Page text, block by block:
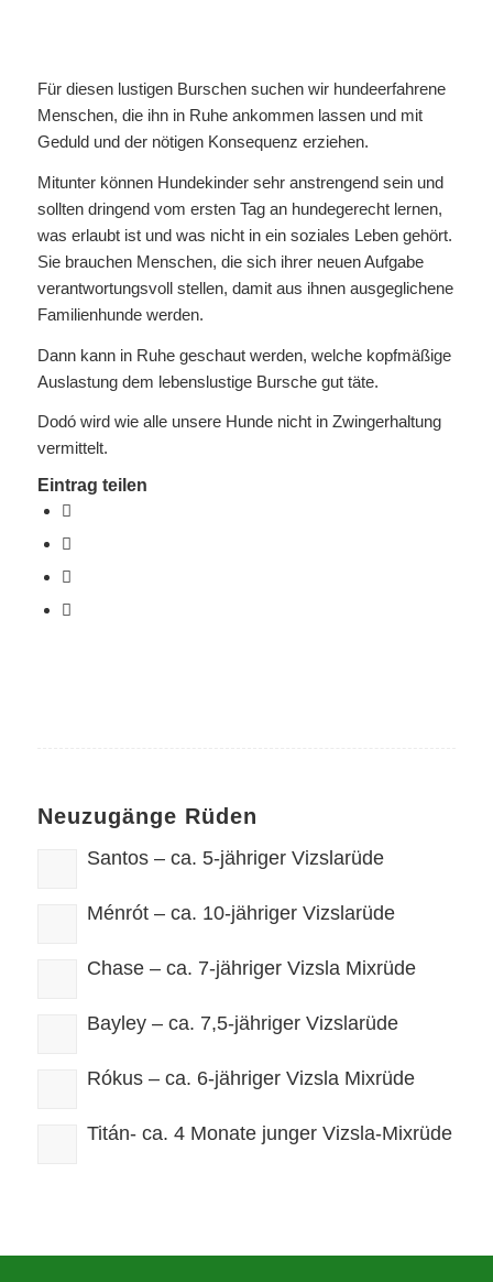
Für diesen lustigen Burschen suchen wir hundeerfahrene
Menschen, die ihn in Ruhe ankommen lassen und mit
Geduld und der nötigen Konsequenz erziehen.
Mitunter können Hundekinder sehr anstrengend sein und
sollten dringend vom ersten Tag an hundegerecht lernen,
was erlaubt ist und was nicht in ein soziales Leben gehört.
Sie brauchen Menschen, die sich ihrer neuen Aufgabe
verantwortungsvoll stellen, damit aus ihnen ausgeglichene
Familienhunde werden.
Dann kann in Ruhe geschaut werden, welche kopfmäßige
Auslastung dem lebenslustige Bursche gut täte.
Dodó wird wie alle unsere Hunde nicht in Zwingerhaltung
vermittelt.
Eintrag teilen
Neuzugänge Rüden
Santos – ca. 5-jähriger Vizslarüde
Ménrót – ca. 10-jähriger Vizslarüde
Chase – ca. 7-jähriger Vizsla Mixrüde
Bayley – ca. 7,5-jähriger Vizslarüde
Rókus – ca. 6-jähriger Vizsla Mixrüde
Titán- ca. 4 Monate junger Vizsla-Mixrüde